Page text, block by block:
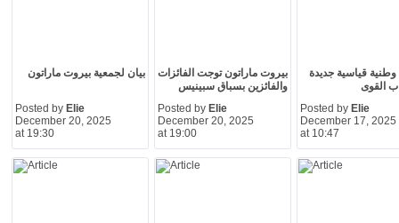
بيان لجمعية بيروت ماراتون
Posted by Elie
December 20, 2025
at 19:30
بيروت ماراتون توجت الفائزات
والفائزين بسباق سبينيس
Posted by Elie
December 20, 2025
at 19:00
وطنية قياسية جديدة
القوى
Posted by Elie
December 17, 2025
at 10:47